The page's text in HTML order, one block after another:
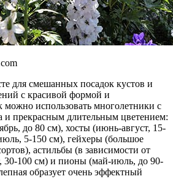
для смешанных посадок кустов и
с красивой формой и
можно использовать многолетники с
и прекрасным длительным цветением:
до 80 см), хосты (июнь-август, 15-
5-150 см), гейхеры (большое
астильбы (в зависимости от
30-100 см) и пионы (май-июль, до 90-
образует очень эффектный